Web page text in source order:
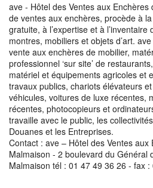
ave - Hôtel des Ventes aux
de ventes aux enchères, procède à
gratuite, à l’expertise et à
montres, mobiliers et objets d’art.
vente aux enchères de mobilier,
professionnel ‘sur site’ de
matériel et équipements agricoles et
travaux publics, chariots élévateurs
véhicules, voitures de luxe récentes,
récentes, photocopieurs et
travaille avec le public, les
Douanes et les Entreprises.
Contact : ave – Hôtel des Ventes aux
Malmaison - 2 boulevard du Général
Malmaison tél : 01 47 49 36 26 - fax